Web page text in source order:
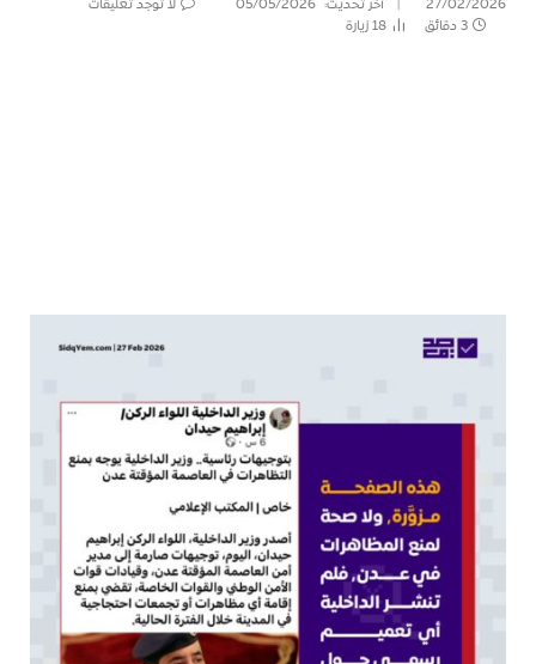
27/02/2026 آخر تحديث: 05/05/2026
لا توجد تعليقات
3 دقائق
18زيارة